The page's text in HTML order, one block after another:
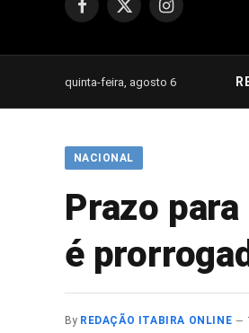
Facebook
X
Instagram
quinta-feira, agosto 6
NACIONAL
Prazo
é
By REDAÇÃO ITABIRA ONLINE